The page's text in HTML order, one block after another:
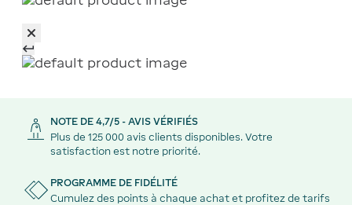
NOTE DE 4,7/5 - AVIS VÉRIFIÉS
Plus de 125 000 avis clients disponibles. Votre
satisfaction est notre priorité.
PROGRAMME DE FIDÉLITÉ
Cumulez des points à chaque achat et profitez de tarifs